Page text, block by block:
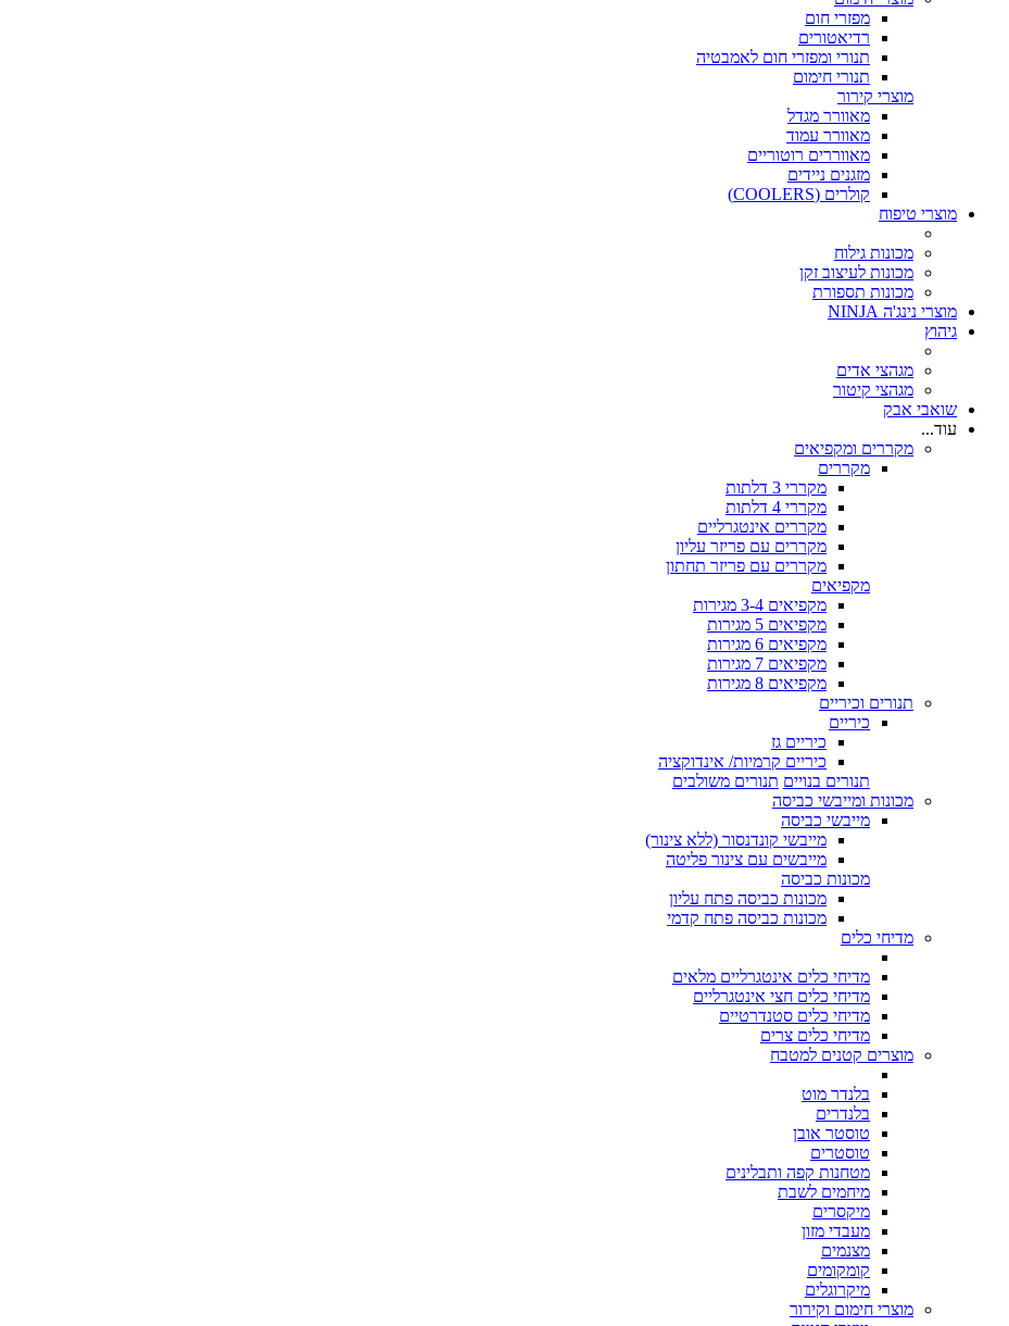
מפזרי חום
רדיאטורים
תנורי ומפזרי חום לאמבטיה
תנורי חימום
מוצרי קירור
מאוורר מגדל
מאוורר עמוד
מאווררים רוטוריים
מזגנים ניידים
קולרים (COOLERS)
מוצרי טיפוח
מכונות גילוח
מכונות לעיצוב זקן
מכונות תספורת
מוצרי נינג'ה NINJA
גיהוץ
מגהצי אדים
מגהצי קיטור
שואבי אבק
עוד...
מקררים ומקפיאים
מקררים
מקררי 3 דלתות
מקררי 4 דלתות
מקררים אינטגרליים
מקררים עם פריזר עליון
מקררים עם פריזר תחתון
מקפיאים
מקפיאים 3-4 מגירות
מקפיאים 5 מגירות
מקפיאים 6 מגירות
מקפיאים 7 מגירות
מקפיאים 8 מגירות
תנורים וכיריים
כיריים
כיריים גז
כיריים קרמיות/ אינדוקציה
תנורים בנויים תנורים משולבים
מכונות ומייבשי כביסה
מייבשי כביסה
מייבשי קונדנסור (ללא צינור)
מייבשים עם צינור פליטה
מכונות כביסה
מכונות כביסה פתח עליון
מכונות כביסה פתח קדמי
מדיחי כלים
מדיחי כלים אינטגרליים מלאים
מדיחי כלים חצי אינטגרליים
מדיחי כלים סטנדרטיים
מדיחי כלים צרים
מוצרים קטנים למטבח
בלנדר מוט
בלנדרים
טוסטר אובן
טוסטרים
מטחנות קפה ותבלינים
מיחמים לשבת
מיקסרים
מעבדי מזון
מצנמים
קומקומים
מיקרוגלים
מוצרי חימום וקירור